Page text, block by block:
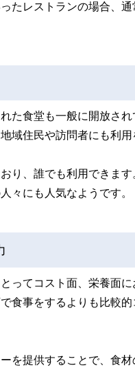
たレストランの場合、
た食堂も一般に開放さ
域住民や訪問者にも利
り、誰でも利用できま
々にも人気なようです。
ってコスト面、栄養面
食事をするよりも比較
を提供することで、食